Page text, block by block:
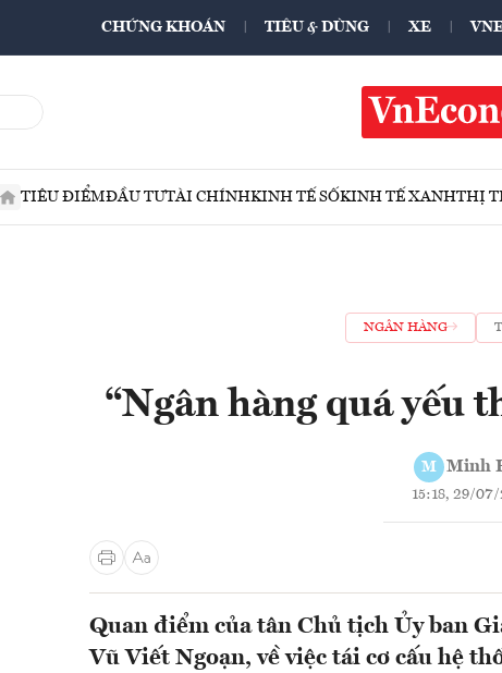
CHỨNG KHOÁN TIÊU & DÙNG XE
TIÊU ĐIỂMĐẦU TƯTÀI CHÍNHKINH TẾ SỐKINH TẾ XANHTHỊ
NGÂN HÀNG
“Ngân hàng quá yếu
M Minh
15:18, 29/07/
Quan điểm của tân Chủ tịch Ủy ban
Vũ Viết Ngoạn, về việc tái cơ cấu hệ